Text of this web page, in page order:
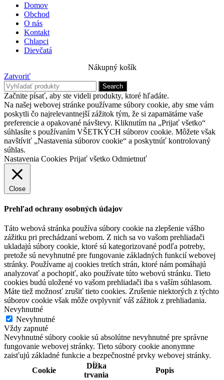
Domov
Obchod
O nás
Kontakt
Chlapci
Dievčatá
Nákupný košík
Zatvoriť
Search
Začnite písať, aby ste videli produkty, ktoré hľadáte.
Na našej webovej stránke používame súbory cookie, aby sme vám
poskytli čo najrelevantnejší zážitok tým, že si zapamätáme vaše
preferencie a opakované návštevy. Kliknutím na „Prijať všetko“
súhlasíte s používaním VŠETKÝCH súborov cookie. Môžete však
navštíviť „Nastavenia súborov cookie“ a poskytnúť kontrolovaný
súhlas.
Nastavenia Cookies Prijať všetko Odmietnuť
Close
Prehľad ochrany osobných údajov
Táto webová stránka používa súbory cookie na zlepšenie vášho
zážitku pri prechádzaní webom. Z nich sa vo vašom prehliadači
ukladajú súbory cookie, ktoré sú kategorizované podľa potreby,
pretože sú nevyhnutné pre fungovanie základných funkcií webovej
stránky. Používame aj cookies tretích strán, ktoré nám pomáhajú
analyzovať a pochopiť, ako používate túto webovú stránku. Tieto
cookies budú uložené vo vašom prehliadači iba s vaším súhlasom.
Máte tiež možnosť zrušiť tieto cookies. Zrušenie niektorých z týchto
súborov cookie však môže ovplyvniť váš zážitok z prehliadania.
Nevyhnutné
Nevyhnutné
Vždy zapnuté
Nevyhnutné súbory cookie sú absolútne nevyhnutné pre správne
fungovanie webovej stránky. Tieto súbory cookie anonymne
zaisťujú základné funkcie a bezpečnostné prvky webovej stránky.
Cookie
Dĺžka
trvania
Popis